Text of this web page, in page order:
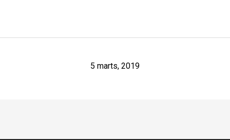
5 marts, 2019